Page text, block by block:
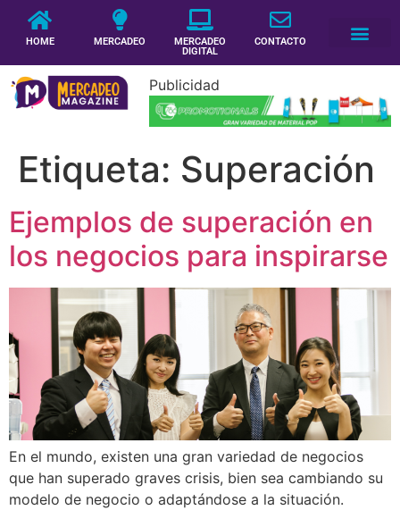
HOME MERCADEO
MERCADEO
DIGITAL
CONTACTO
Publicidad
Etiqueta: Superación
Ejemplos de superación en
los negocios para inspirarse
En el mundo, existen una gran variedad de negocios
que han superado graves crisis, bien sea cambiando su
modelo de negocio o adaptándose a la situación.